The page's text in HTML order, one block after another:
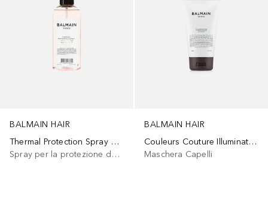
BALMAIN HAIR
Thermal Protection Spray 200ML
Spray per la protezione del calore
BALMAIN HAIR
Couleurs Couture Illuminating Ash Brown Mask
Maschera Capelli